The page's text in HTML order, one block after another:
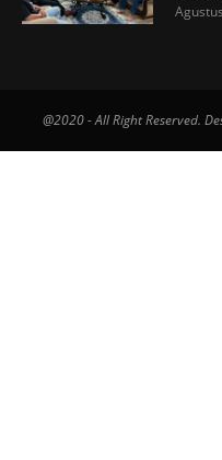
@2020 - All Right Reserved.